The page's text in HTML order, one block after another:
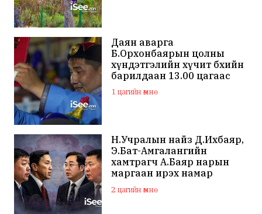
Даян аварга
Б.Орхонбаярын цолны
хүндэтгэлийн хүчит бөхийн
барилдаан 13.00 цагаас
эхэлнэ
1 цагийн өмнө
Н.Учралын найз Д.Ихбаяр,
Э.Бат-Амгалангийн
хамтрагч А.Баяр нарын
маргаан ирэх намар
нийслэлийн МАН дахин
хагарахыг харуулж байна
2 цагийн өмнө